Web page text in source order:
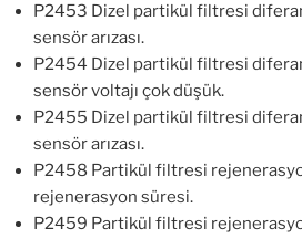
P2453 Dizel partikül filtresi
sensör arızası.
P2454 Dizel partikül filtresi
sensör voltajı çok düşük.
P2455 Dizel partikül filtresi
sensör arızası.
P2458 Partikül filtresi
rejenerasyon süresi.
P2459 Partikül filtresi